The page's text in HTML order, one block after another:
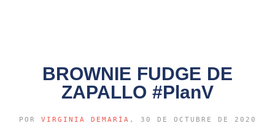
BROWNIE FUDGE DE
ZAPALLO #PlanV
POR VIRGINIA DEMARÍA , 30 DE OCTUBRE DE 2020